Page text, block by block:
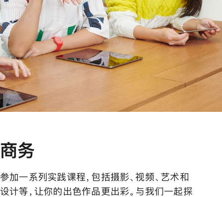
商务
参加一系列实践课程，包括摄影、视频、艺术和
设计等，让你的出色作品更出彩。与我们一起探